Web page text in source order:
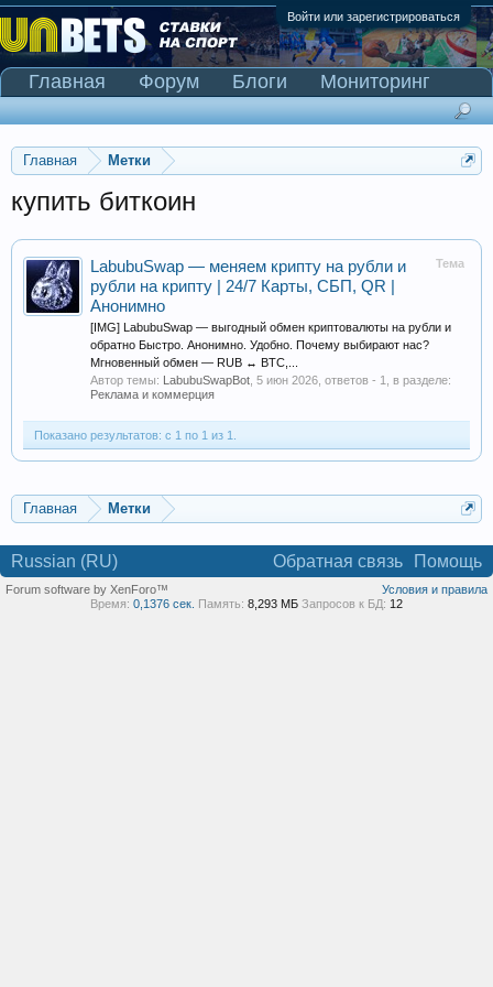
Войти или зарегистрироваться
Главная Метки
купить биткоин
Тема
LabubuSwap — меняем крипту на рубли и
рубли на крипту | 24/7 Карты, СБП, QR |
Анонимно
[IMG] LabubuSwap — выгодный обмен криптовалюты на рубли и
обратно Быстро. Анонимно. Удобно. Почему выбирают нас?
Мгновенный обмен — RUB ↔ BTC,...
Автор темы: LabubuSwapBot 5 июн 2026 , ответов - 1, в разделе:
Реклама и коммерция
Показано результатов: с 1 по 1 из 1.
Главная Метки
Главная Форум Блоги
Мониторинг
Сканер Pinnacle
Russian (RU) Обратная связь Помощь
Условия и правила
Forum software by XenForo™
Время: 0,1376 сек. Память: 8,293 МБ Запросов к БД: 12